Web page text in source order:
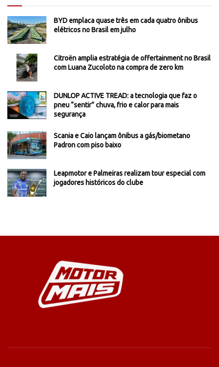
BYD emplaca quase três em cada quatro ônibus
elétricos no Brasil em julho
Citroën amplia estratégia de offertainment no Brasil
com Luana Zucoloto na compra de zero km
DUNLOP ACTIVE TREAD: a tecnologia que faz o
pneu “sentir” chuva, frio e calor para mais
segurança
Scania e Caio lançam ônibus a gás/biometano
Padron com piso baixo
Leapmotor e Palmeiras realizam tour especial com
jogadores históricos do clube